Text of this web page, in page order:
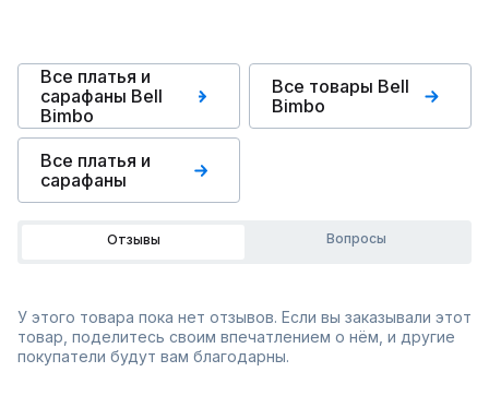
Все платья и
сарафаны Bell
Bimbo
Все товары Bell
Bimbo
Все платья и
сарафаны
Отзывы Вопросы
У этого товара пока нет отзывов. Если вы заказывали этот
товар, поделитесь своим впечатлением о нём, и другие
покупатели будут вам благодарны.